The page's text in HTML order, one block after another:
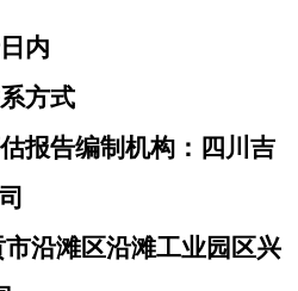
内
方式
报告编制机构： 四川吉
沿滩区沿滩工业园区兴